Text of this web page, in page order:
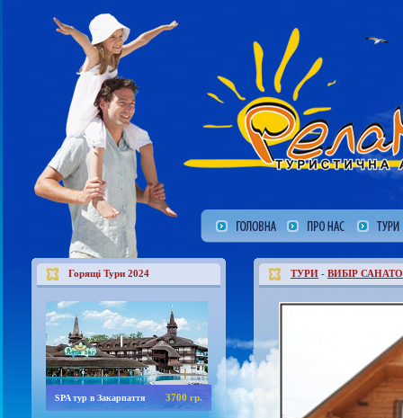
Горящі Тури 2024
SPA тур в Закарпаття 3700 гр.
ТУРИ - ВИБІР